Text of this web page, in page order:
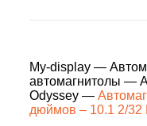
My-display —
автомагнитолы —
Odyssey —
дюймов – 10.1 2/32